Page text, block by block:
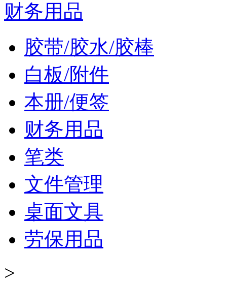
财务用品
胶带/胶水/胶棒
白板/附件
本册/便签
财务用品
笔类
文件管理
桌面文具
劳保用品
>